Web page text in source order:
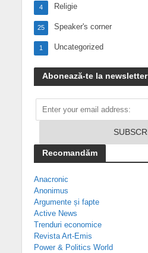
Religie
4
Speaker's corner
25
Uncategorized
1
Abonează-te la newsletter
Recomandăm
Anacronic
Anonimus
Argumente și fapte
Active News
Trenduri economice
Revista Art-Emis
Power & Politics World